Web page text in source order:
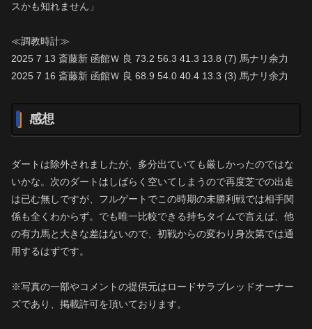
スかも知れません」
≪調教時計≫
2025 7 13 斎藤新 函館Ｗ 良 73.2 56.3 41.3 13.8 (7) 馬ナリ余力
2025 7 16 斎藤新 函館Ｗ 良 68.9 54.0 40.4 13.3 (3) 馬ナリ余力
感想
ダートは除外されましたが、多分出ていても厳しかったのではな
いかな。次のダートはしばらく空いてしまうので再度芝での出走
は已む無しですが、フルゲートでこの時期の未勝利戦では相手関
係も全くわからず。でも唯一比較できる持ちタイムで言えば、他
の有力馬と大きな差はないので、初戦からの変わり身次第では通
用するはずです。
※写真の一部やコメントの提供元はロードサラブレッドオーナー
ズであり、掲載許可を頂いております。